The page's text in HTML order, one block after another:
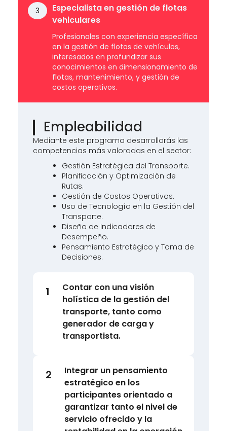
3
Especialista en gestión de flotas
vehiculares
Profesionales con experiencia específica
en la gestión de flotas de vehículos,
interesados en profundizar sus
conocimientos en dimensionamiento de
flotas, mantenimiento, y gestión de
costos operativos.
Empleabilidad
Mediante este programa desarrollarás las
competencias más valoradas en el sector:
Gestión Estratégica del Transporte.
Planificación y Optimización de
Rutas.
Gestión de Costos Operativos.
Uso de Tecnología en la Gestión del
Transporte.
Diseño de Indicadores de
Desempeño.
Pensamiento Estratégico y Toma de
Decisiones.
1
Contar con una visión
holística de la gestión del
transporte, tanto como
generador de carga y
transportista.
2
Integrar un pensamiento
estratégico en los
participantes orientado a
garantizar tanto el nivel de
servicio ofrecido y la